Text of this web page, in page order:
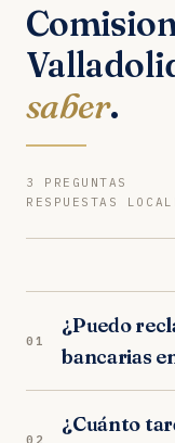
saber.
3 PREGUNTAS
RESPUESTAS
01
¿Puedo
bancarias
especialistas
02
¿Cuánto